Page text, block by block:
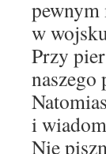
pewnym
w
Przy
i
Nie